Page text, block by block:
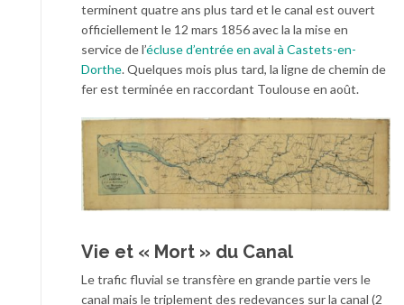
terminent quatre ans plus tard et le canal est ouvert
officiellement le 12 mars 1856 avec la la mise en
service de l’écluse d’entrée en aval à Castets-en-
Dorthe. Quelques mois plus tard, la ligne de chemin de
fer est terminée en raccordant Toulouse en août.
Vie et « Mort » du Canal
Le trafic fluvial se transfère en grande partie vers le
canal mais le triplement des redevances sur la canal (2